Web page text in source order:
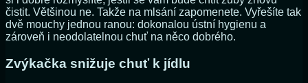
čistit. Většinou ne. Takže na mlsání zapomenete. Vyřešíte tak
dvě mouchy jednou ranou: dokonalou ústní hygienu a
zároveň i neodolatelnou chuť na něco dobrého.
Zvýkačka snižuje chuť k jídlu